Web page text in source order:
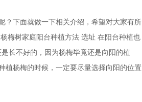
？下面就做一下相关介绍，希望对大家有所
梅树家庭阳台种植方法 选址 在阳台种植也
长不好的，因为杨梅毕竟还是向阳的植
植杨梅的时候，一定要尽量选择向阳的位置